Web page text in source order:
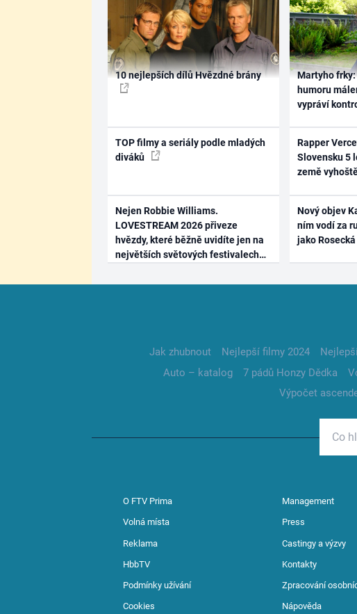
10 nejlepších dílů Hvězdné brány
TOP filmy a seriály podle mladých
diváků
Nejen Robbie Williams.
LOVESTREAM 2026 přiveze
hvězdy, které běžně uvidíte jen na
největších světových festivalech
Martyho
humoru
vypráví
Rapper
Slovensku 5
země
Nový objev
ním vodí za
jako Rosecká
Jak zhubnout Nejlepší filmy 2024
Auto – katalog
7 pádů Honzy Dědka
Výpočet
O FTV Prima Management
Volná místa Press
Reklama Castingy a výzvy
HbbTV Kontakty
Podmínky užívání Zpracování
Cookies Nápověda